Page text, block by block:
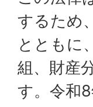
するため
とともに
組、財産
す。令和